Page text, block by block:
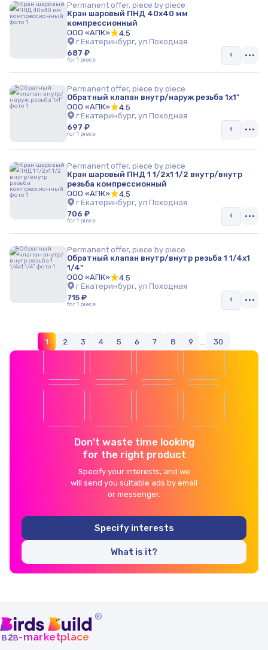
Permanent offer, piece by piece
Кран шаровый ПНД 40x40 мм
компрессионный
ООО «АПК»
4.5
г Екатеринбург, ул Походная
687 ₽
for 1 piece
Permanent offer, piece by piece
Обратный клапан внутр/наруж резьба 1x1"
ООО «АПК»
4.5
г Екатеринбург, ул Походная
697 ₽
for 1 piece
Permanent offer, piece by piece
Кран шаровый ПНД 1 1/2x1 1/2 внутр/внутр
резьба компрессионный
ООО «АПК»
4.5
г Екатеринбург, ул Походная
706 ₽
for 1 piece
Permanent offer, piece by piece
Обратный клапан внутр/внутр резьба 1 1/4x1
1/4"
ООО «АПК»
4.5
г Екатеринбург, ул Походная
715 ₽
for 1 piece
1 2 3 4 5 6 7 8 9 30
Don't waste time looking
for the right product
Specify your interests, and we
will send you suitable ads by email
or messenger.
Specify interests
What is it?
®
b2b-marketplace